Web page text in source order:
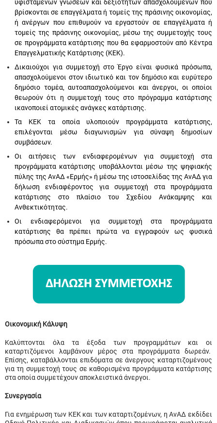
υφιστάμενων γνώσεων και δεξιοτήτων απασχολουμένων που
βρίσκονται σε επαγγέλματα ή τομείς της πράσινης οικονομίας,
ή ανέργων που επιθυμούν να εργαστούν σε επαγγέλματα ή
τομείς της πράσινης οικονομίας, μέσω της συμμετοχής τους
σε προγράμματα κατάρτισης που θα εφαρμοστούν από Κέντρα
Επαγγελματικής Κατάρτισης (ΚΕΚ).
Δικαιούχοι για συμμετοχή στο Έργο είναι φυσικά πρόσωπα,
απασχολούμενοι στον ιδιωτικό και τον δημόσιο και ευρύτερο
δημόσιο τομέα, αυτοαπασχολούμενοι και άνεργοι, οι οποίοι
θεωρούν ότι η συμμετοχή τους στο πρόγραμμα κατάρτισης
ικανοποιεί ατομικές ανάγκες κατάρτισης.
Τα ΚΕΚ τα οποία υλοποιούν προγράμματα κατάρτισης,
επιλέγονται μέσω διαγωνισμών για σύναψη δημοσίων
συμβάσεων.
Οι αιτήσεις των ενδιαφερομένων για συμμετοχή στα
προγράμματα κατάρτισης υποβάλλονται μέσω της ψηφιακής
πύλης της ΑνΑΔ «Ερμής» ή μέσω της ιστοσελίδας της ΑνΑΔ για
δήλωση ενδιαφέροντος για συμμετοχή στα προγράμματα
κατάρτισης στο πλαίσιο του Σχεδίου Ανάκαμψης και
Ανθεκτικότητας.
Οι ενδιαφερόμενοι για συμμετοχή στα προγράμματα
κατάρτισης θα πρέπει πρώτα να εγγραφούν ως φυσικά
πρόσωπα στο σύστημα Ερμής.
Οικονομική Κάλυψη
Καλύπτονται όλα τα έξοδα των προγραμμάτων και οι
καταρτιζόμενοι λαμβάνουν μέρος στα προγράμματα δωρεάν.
Επίσης, καταβάλλονται επιδόματα σε άνεργους καταρτιζομένους
για τη συμμετοχή τους σε καθορισμένα προγράμματα κατάρτισης
στα οποία συμμετέχουν αποκλειστικά άνεργοι.
Συνεργασία
Για ενημέρωση των ΚΕΚ και των καταρτιζομένων, η ΑνΑΔ εκδίδει